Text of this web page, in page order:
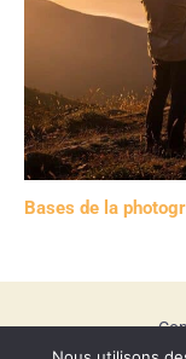
Bases de la